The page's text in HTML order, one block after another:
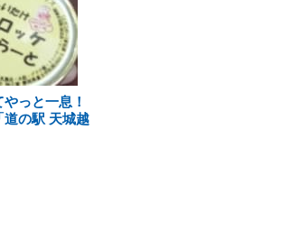
っと一息！
道の駅 天城越